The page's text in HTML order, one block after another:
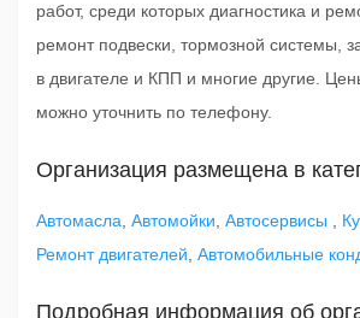
работ, среди которых диагностика и
ремонт подвески, тормозной системы,
в двигателе и КПП и многие другие.
можно уточнить по телефону.
Организация размещена в
Автомасла Автомойки Автосервисы
Ремонт двигателей Автомобильные
Подробная информация об